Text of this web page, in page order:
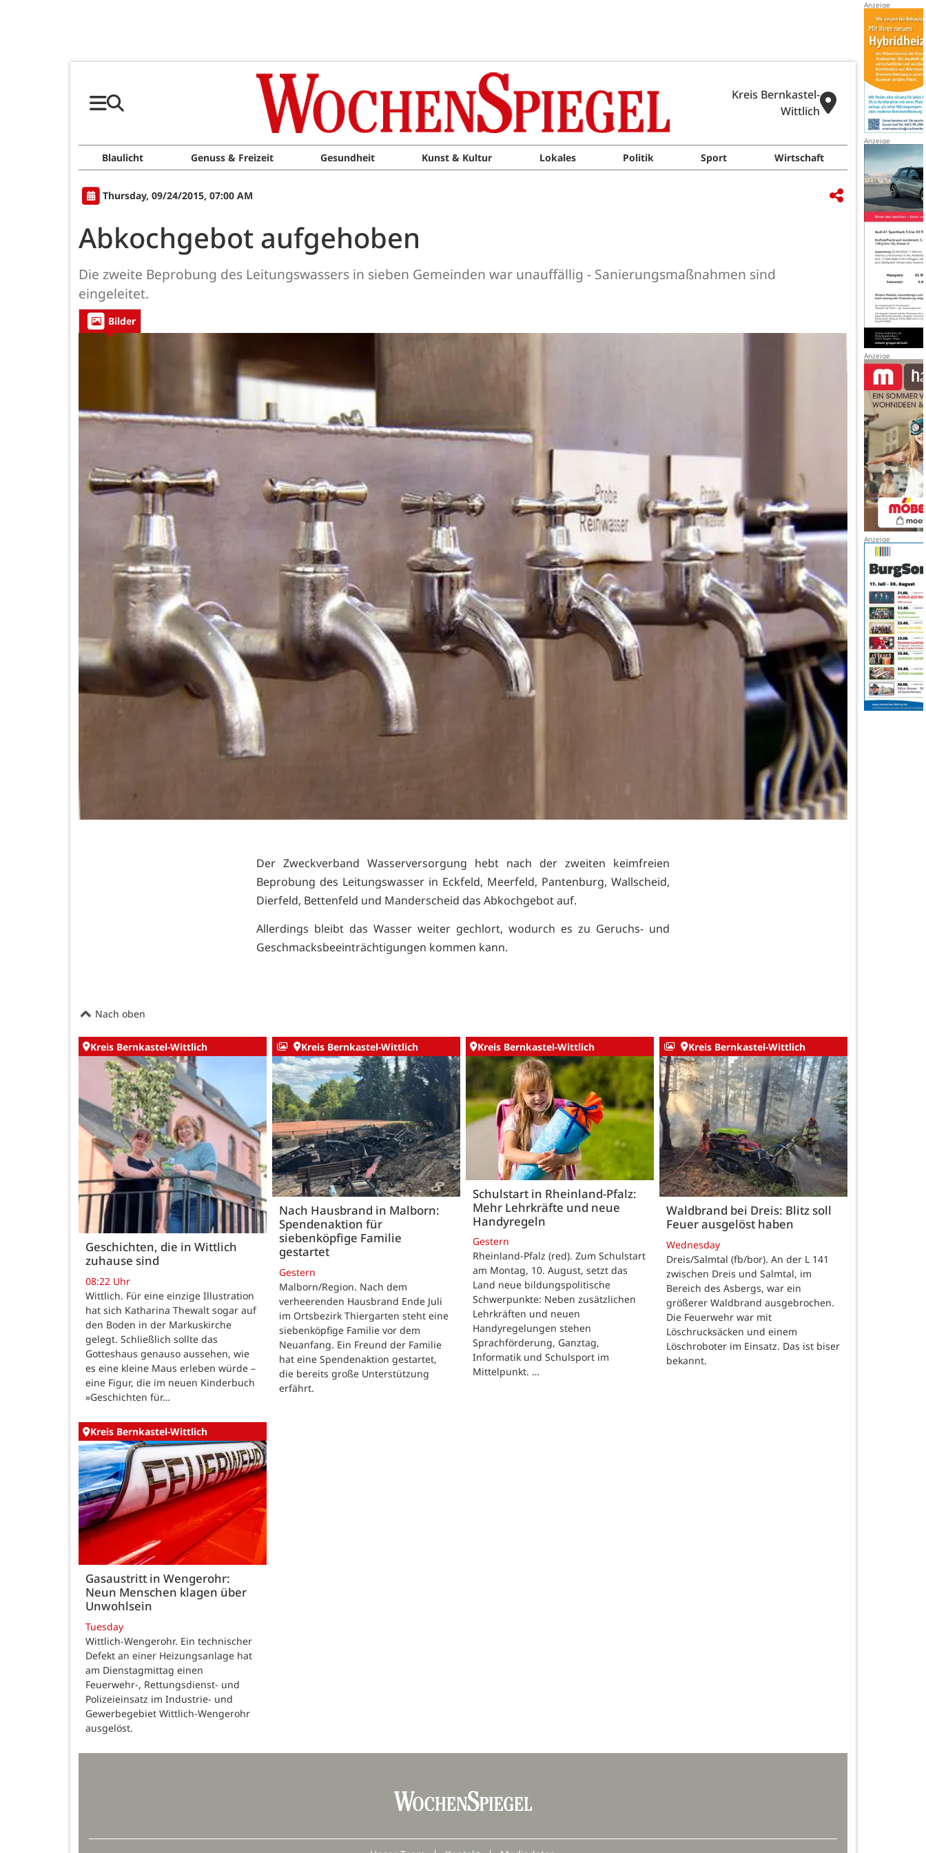
Kreis Bernkastel-
Wittlich
Blaulicht Genuss & Freizeit Gesundheit Kunst & Kultur Lokales Politik Sport Wirtschaft
Thursday, 09/24/2015, 07:00 AM
Abkochgebot aufgehoben
Die zweite Beprobung des Leitungswassers in sieben Gemeinden war unauffällig - Sanierungsmaßnahmen sind
eingeleitet.
Bilder
Der Zweckverband Wasserversorgung hebt nach der zweiten keimfreien
Beprobung des Leitungswasser in Eckfeld, Meerfeld, Pantenburg, Wallscheid,
Dierfeld, Bettenfeld und Manderscheid das Abkochgebot auf.
Allerdings bleibt das Wasser weiter gechlort, wodurch es zu Geruchs- und
Geschmacksbeeinträchtigungen kommen kann.
Nach oben
Kreis Bernkastel-Wittlich
Geschichten, die in Wittlich
zuhause sind
08:22 Uhr
Wittlich. Für eine einzige Illustration
hat sich Katharina Thewalt sogar auf
den Boden in der Markuskirche
gelegt. Schließlich sollte das
Gotteshaus genauso aussehen, wie
es eine kleine Maus erleben würde –
eine Figur, die im neuen Kinderbuch
»Geschichten für…
Kreis Bernkastel-Wittlich
Nach Hausbrand in Malborn:
Spendenaktion für
siebenköpfige Familie
gestartet
Gestern
Malborn/Region. Nach dem
verheerenden Hausbrand Ende Juli
im Ortsbezirk Thiergarten steht eine
siebenköpfige Familie vor dem
Neuanfang. Ein Freund der Familie
hat eine Spendenaktion gestartet,
die bereits große Unterstützung
erfährt.
Kreis Bernkastel-Wittlich
Schulstart in Rheinland-Pfalz:
Mehr Lehrkräfte und neue
Handyregeln
Gestern
Rheinland-Pfalz (red). Zum Schulstart
am Montag, 10. August, setzt das
Land neue bildungspolitische
Schwerpunkte: Neben zusätzlichen
Lehrkräften und neuen
Handyregelungen stehen
Sprachförderung, Ganztag,
Informatik und Schulsport im
Mittelpunkt. …
Kreis Bernkastel-Wittlich
Waldbrand bei Dreis: Blitz soll
Feuer ausgelöst haben
Wednesday
Dreis/Salmtal (fb/bor). An der L 141
zwischen Dreis und Salmtal, im
Bereich des Asbergs, war ein
größerer Waldbrand ausgebrochen.
Die Feuerwehr war mit
Löschrucksäcken und einem
Löschroboter im Einsatz. Das ist biser
bekannt.
Kreis Bernkastel-Wittlich
Gasaustritt in Wengerohr:
Neun Menschen klagen über
Unwohlsein
Tuesday
Wittlich-Wengerohr. Ein technischer
Defekt an einer Heizungsanlage hat
am Dienstagmittag einen
Feuerwehr-, Rettungsdienst- und
Polizeieinsatz im Industrie- und
Gewerbegebiet Wittlich-Wengerohr
ausgelöst.